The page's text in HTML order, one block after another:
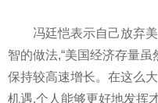
冯廷恺表示自己放弃
智的做法,“美国经济存量
保持较高速增长。在这么
机遇,个人能够更好地发挥